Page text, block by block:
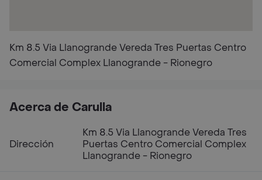
Km 8.5 Via Llanogrande Vereda Tres Puertas Centro
Comercial Complex Llanogrande - Rionegro
Acerca de Carulla
Dirección
Km 8.5 Via Llanogrande Vereda Tres
Puertas Centro Comercial Complex
Llanogrande - Rionegro